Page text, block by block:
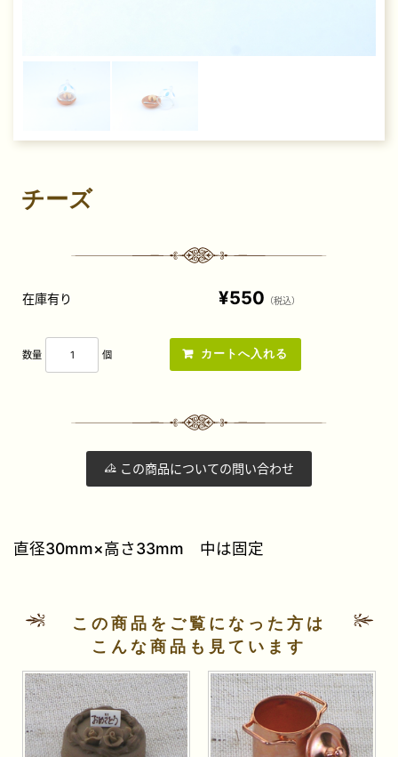
チーズ
在庫有り ¥550 （税込）
数量 個
この商品についての問い合わせ
直径30mm×高さ33mm 中は固定
この商品をご覧になった方は
こんな商品も見ています